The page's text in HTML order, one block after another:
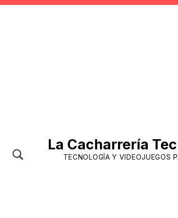
La Cacharrería
TECNOLOGÍA Y VIDEOJUEGOS
SKIP TO MENU TOGGLE BUTTON